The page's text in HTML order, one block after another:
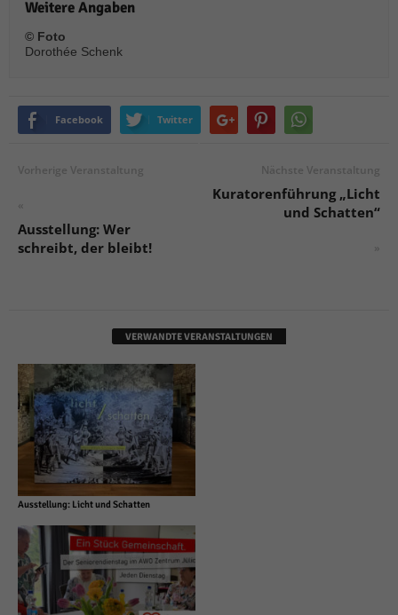
Weitere Angaben
© Foto
Dorothée Schenk
Facebook Twitter
Vorherige Veranstaltung
«
Ausstellung: Wer
schreibt, der bleibt!
Nächste Veranstaltung
Kuratorenführung „Licht
und Schatten“
»
VERWANDTE VERANSTALTUNGEN
Ausstellung: Licht und Schatten
powered by Borlabs Cookie